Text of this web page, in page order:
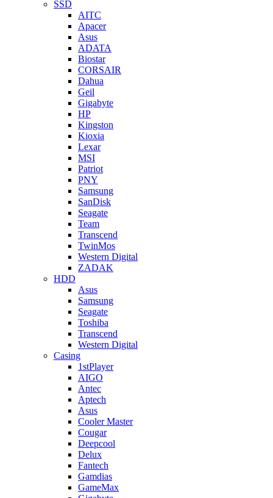
SSD
AITC
Apacer
Asus
ADATA
Biostar
CORSAIR
Dahua
Geil
Gigabyte
HP
Kingston
Kioxia
Lexar
MSI
Patriot
PNY
Samsung
SanDisk
Seagate
Team
Transcend
TwinMos
Western Digital
ZADAK
HDD
Asus
Samsung
Seagate
Toshiba
Transcend
Western Digital
Casing
1stPlayer
AIGO
Antec
Aptech
Asus
Cooler Master
Cougar
Deepcool
Delux
Fantech
Gamdias
GameMax